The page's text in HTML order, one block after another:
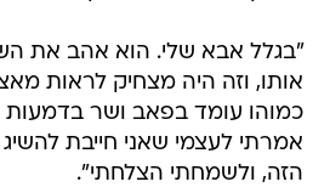
"בגלל אבא שלי. הוא אהב את
אותו, וזה היה מצחיק לראות
כמוהו עומד בפאב ושר בדמעות
אמרתי לעצמי שאני חייבת
הזה, ולשמחתי הצלחתי".